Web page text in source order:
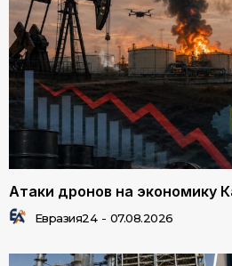
Атаки дронов на экономику
Евразия24 - 07.08.2026